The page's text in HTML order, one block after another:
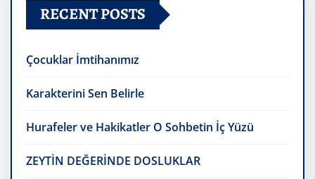
RECENT POSTS
Çocuklar İmtihanımız
Karakterini Sen Belirle
Hurafeler ve Hakikatler O Sohbetin İç Yüzü
ZEYTİN DEĞERİNDE DOSLUKLAR